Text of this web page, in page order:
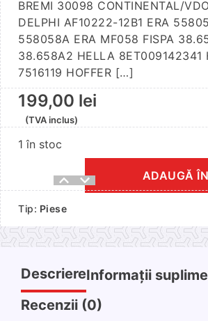
BREMI 30098 CONTINENTAL/
DELPHI AF10222-12B1 ERA
558058A ERA MF058 FISPA
38.658A2 HELLA 8ET009142341
7516119 HOFFER […]
199,00 lei
(TVA inclus)
1 în stoc
Cantitate
aer
BMW
X5
(1999-
2006)
ADAUGĂ
Tip: Piese
DescriereInformații
Recenzii (0)